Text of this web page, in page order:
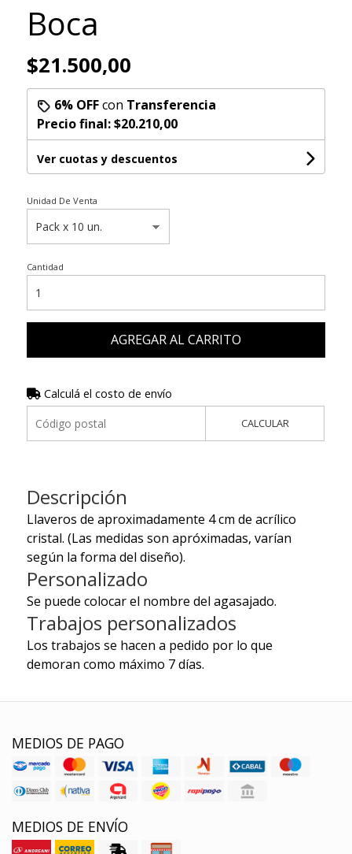
Boca
$21.500,00
6% OFFcon Transferencia
Precio final:$20.210,00
Ver cuotas y descuentos
Unidad De Venta
Cantidad
AGREGAR AL CARRITO
Calculá el costo de envío
CALCULAR
Descripción
Llaveros de aproximadamente 4 cm de acrílico
cristal. (Las medidas son apróximadas, varían
según la forma del diseño).
Personalizado
Se puede colocar el nombre del agasajado.
Trabajos personalizados
Los trabajos se hacen a pedido por lo que
demoran como máximo 7 días.
MEDIOS DE PAGO
MEDIOS DE ENVÍO